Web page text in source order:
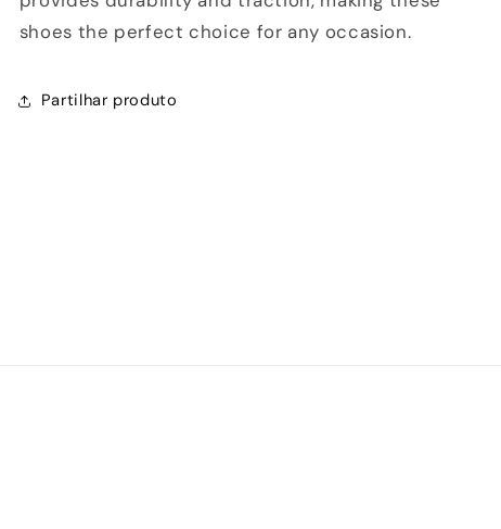
shoes the perfect choice for any occasion.
Partilhar produto